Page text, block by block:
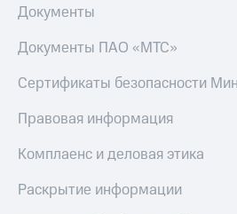
Документы
Документы ПАО «МТС»
Сертификаты безопасности
Правовая информация
Комплаенс и деловая этика
Раскрытие информации